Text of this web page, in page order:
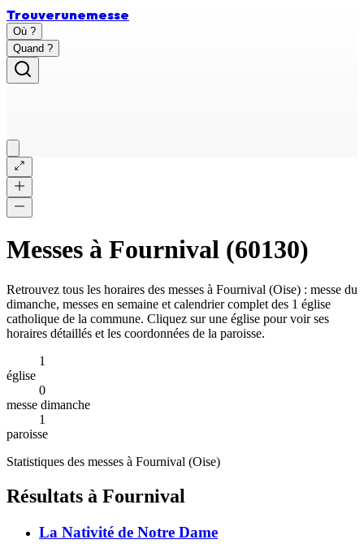
Trouverunemesse
Où ?
Quand ?
Messes à Fournival (60130)
Retrouvez tous les horaires des messes à Fournival (Oise) : messe du
dimanche, messes en semaine et calendrier complet des 1 église
catholique de la commune. Cliquez sur une église pour voir ses
horaires détaillés et les coordonnées de la paroisse.
1
église
0
messe dimanche
1
paroisse
Statistiques des messes à Fournival (Oise)
Résultats à Fournival
La Nativité de Notre Dame